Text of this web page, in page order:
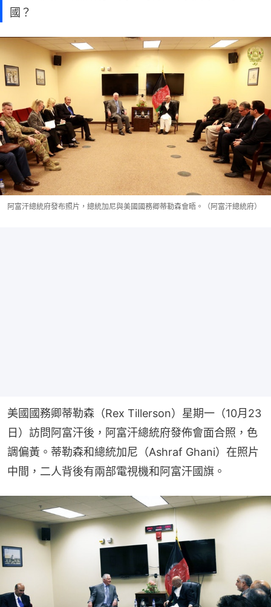
國？
阿富汗總統府發布照片，總統加尼與美國國務卿蒂勒森會晤。（阿富汗總統府）
美國國務卿蒂勒森（Rex Tillerson）星期一（10月23
日）訪問阿富汗後，阿富汗總統府發佈會面合照，色
調偏黃。蒂勒森和總統加尼（Ashraf Ghani）在照片
中間，二人背後有兩部電視機和阿富汗國旗。